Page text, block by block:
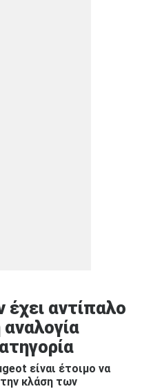
αντίπαλο
είναι έτοιμο να
κλάση των